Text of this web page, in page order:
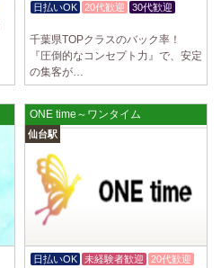
日払いOK 20代歓迎
30代歓迎
千葉県TOPクラスのバック率！
『圧倒的なコンセプト力』で、安定
の集客が…
ONE time～ワンタイム
仙台駅
日払いOK 未経験者歓迎
20代歓迎